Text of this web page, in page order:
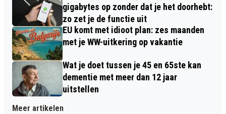
gigabytes op zonder dat je het doorhebt:
zo zet je de functie uit
EU komt met idioot plan: zes maanden
met je WW-uitkering op vakantie
Wat je doet tussen je 45 en 65ste kan
dementie met meer dan 12 jaar
uitstellen
Meer artikelen